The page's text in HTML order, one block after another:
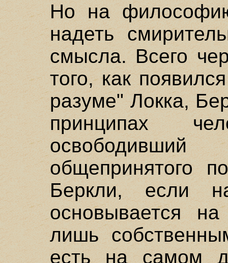
Но на
надеть
смысла. Всего
того, как
разуме" Локка,
принципах
общепринятого
Беркли, если
основывается
лишь
есть на самом